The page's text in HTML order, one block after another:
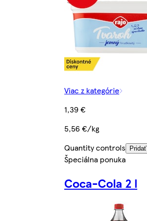
Viac z kategórie
1,39 €
5,56 €/kg
Quantity controls
Pridať
Špeciálna ponuka
Coca-Cola 2 l